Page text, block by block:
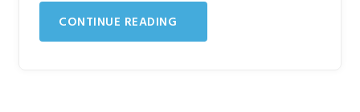
CONTINUE READING